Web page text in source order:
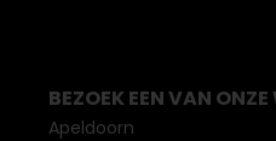
BEZOEK EEN VAN ONZE
Apeldoorn